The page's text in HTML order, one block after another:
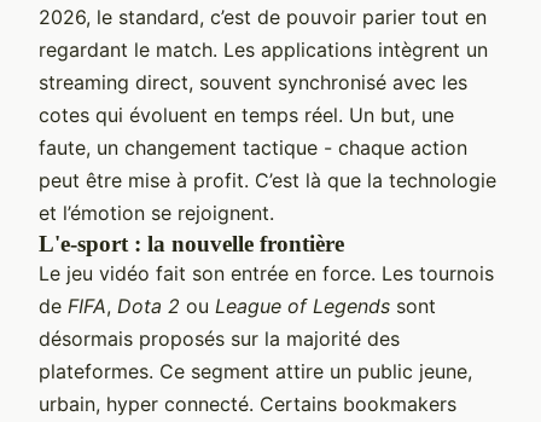
2026, le standard, c’est de pouvoir parier tout en
regardant le match. Les applications intègrent un
streaming direct, souvent synchronisé avec les
cotes qui évoluent en temps réel. Un but, une
faute, un changement tactique - chaque action
peut être mise à profit. C’est là que la technologie
et l’émotion se rejoignent.
L'e-sport : la nouvelle frontière
Le jeu vidéo fait son entrée en force. Les tournois
de FIFA, Dota 2 ou League of Legends sont
désormais proposés sur la majorité des
plateformes. Ce segment attire un public jeune,
urbain, hyper connecté. Certains bookmakers